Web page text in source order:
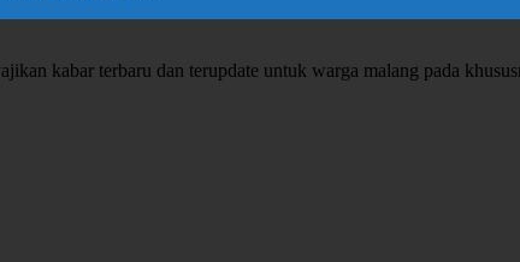
kabar terbaru dan terupdate untuk warga malang pada